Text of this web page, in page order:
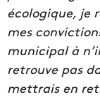
écologique, je
mes
municipal à
retrouve pas
mettrais en